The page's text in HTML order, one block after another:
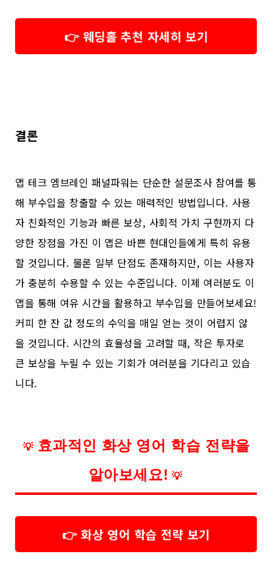
👉 웨딩홀 추천 자세히 보기
결론
앱 테크 엠브레인 패널파워는 단순한 설문조사 참여를 통
해 부수입을 창출할 수 있는 매력적인 방법입니다. 사용
자 친화적인 기능과 빠른 보상, 사회적 가치 구현까지 다
양한 장점을 가진 이 앱은 바쁜 현대인들에게 특히 유용
할 것입니다. 물론 일부 단점도 존재하지만, 이는 사용자
가 충분히 수용할 수 있는 수준입니다. 이제 여러분도 이
앱을 통해 여유 시간을 활용하고 부수입을 만들어보세요!
커피 한 잔 값 정도의 수익을 매일 얻는 것이 어렵지 않
을 것입니다. 시간의 효율성을 고려할 때, 작은 투자로
큰 보상을 누릴 수 있는 기회가 여러분을 기다리고 있습
니다.
💡 효과적인 화상 영어 학습 전략을
알아보세요! 💡
👉 화상 영어 학습 전략 보기